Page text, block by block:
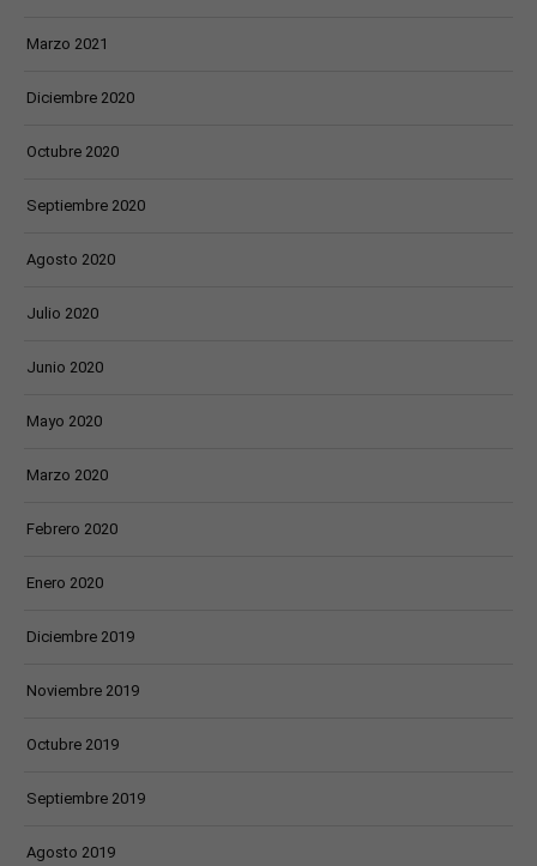
Marzo 2021
Diciembre 2020
Octubre 2020
Septiembre 2020
Agosto 2020
Julio 2020
Junio 2020
Mayo 2020
Marzo 2020
Febrero 2020
Enero 2020
Diciembre 2019
Noviembre 2019
Octubre 2019
Septiembre 2019
Agosto 2019